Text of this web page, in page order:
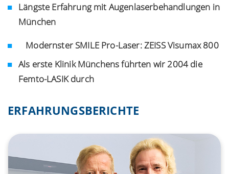
Längste Erfahrung mit Augenlaserbehandlungen in
München
Modernster SMILE Pro-Laser: ZEISS Visumax 800
Als erste Klinik Münchens führten wir 2004 die
Femto-LASIK durch
ERFAHRUNGSBERICHTE